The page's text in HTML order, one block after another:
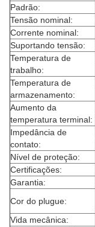
Padrão:
Tensão nominal:
Corrente nominal:
Suportando tensão:
Temperatura de
trabalho:
Temperatura de
armazenamento:
Aumento da
temperatura terminal:
Impedância de
contato:
Nível de proteção:
Certificações:
Garantia:
Cor do plugue:
Vida mecânica: